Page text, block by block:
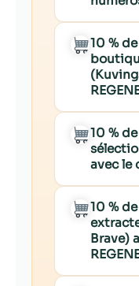
10 %
10 %
avec le
10 %
Brave)